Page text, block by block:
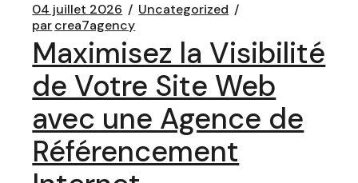
04 juillet 2026
Uncategorized
parcrea7agency
Maximisez la Visibilité
de Votre Site Web
avec une Agence de
Référencement